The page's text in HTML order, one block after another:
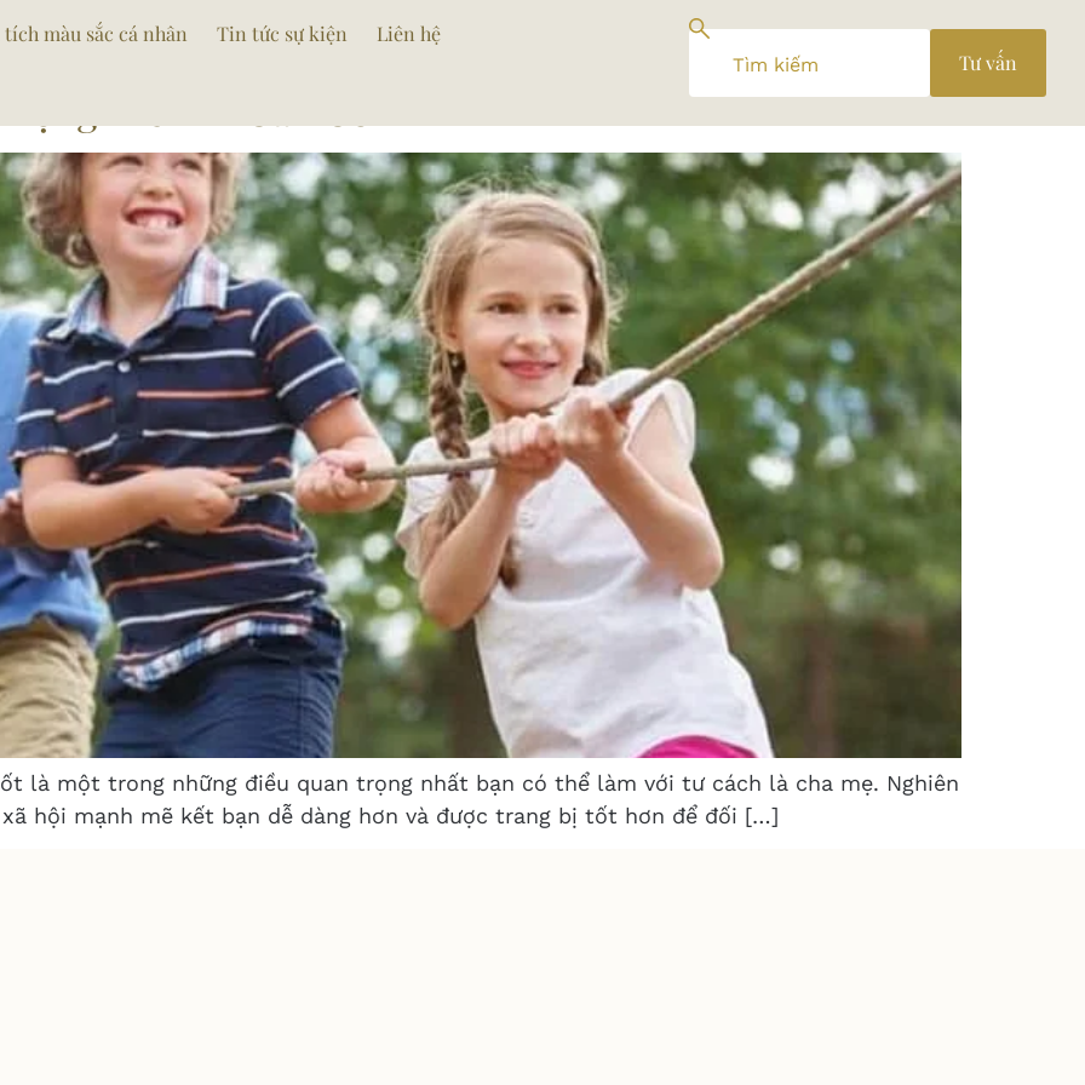
màu sắc cá nhân Tin tức sự kiện
Liên hệ
Tư vấn
là một trong những điều quan trọng nhất bạn có thể làm với tư cách là cha mẹ. Nghiên
hội mạnh mẽ kết bạn dễ dàng hơn và được trang bị tốt hơn để đối […]